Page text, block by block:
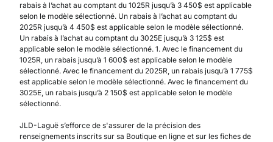
rabais à l’achat au comptant du 1025R jusqu’à 3 450$ est applicable
selon le modèle sélectionné. Un rabais à l’achat au comptant du
2025R jusqu’à 4 450$ est applicable selon le modèle sélectionné.
Un rabais à l’achat au comptant du 3025E jusqu’à 3 125$ est
applicable selon le modèle sélectionné. 1. Avec le financement du
1025R, un rabais jusqu’à 1 600$ est applicable selon le modèle
sélectionné. Avec le financement du 2025R, un rabais jusqu’à 1 775$
est applicable selon le modèle sélectionné. Avec le financement du
3025E, un rabais jusqu’à 2 150$ est applicable selon le modèle
sélectionné.
JLD-Laguë s’efforce de s'assurer de la précision des
renseignements inscrits sur sa Boutique en ligne et sur les fiches de